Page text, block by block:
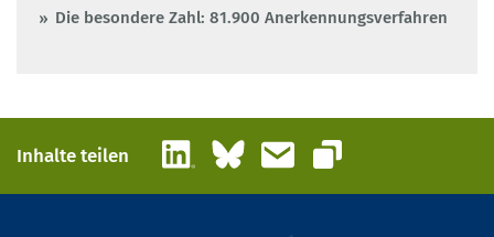
Die besondere Zahl: 81.900 Anerkennungsverfahren
Inhalte teilen LinkedInBlueskyE-Mail
Link kopieren